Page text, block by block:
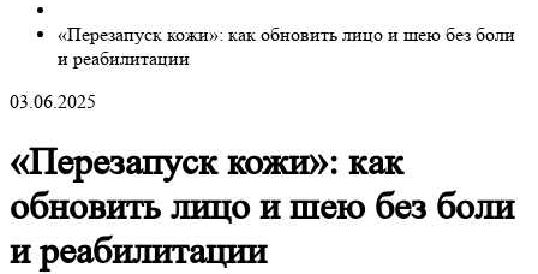
«Перезапуск кожи»: как обновить лицо и шею без боли
и реабилитации
03.06.2025
«Перезапуск кожи»: как
обновить лицо и шею без боли
и реабилитации